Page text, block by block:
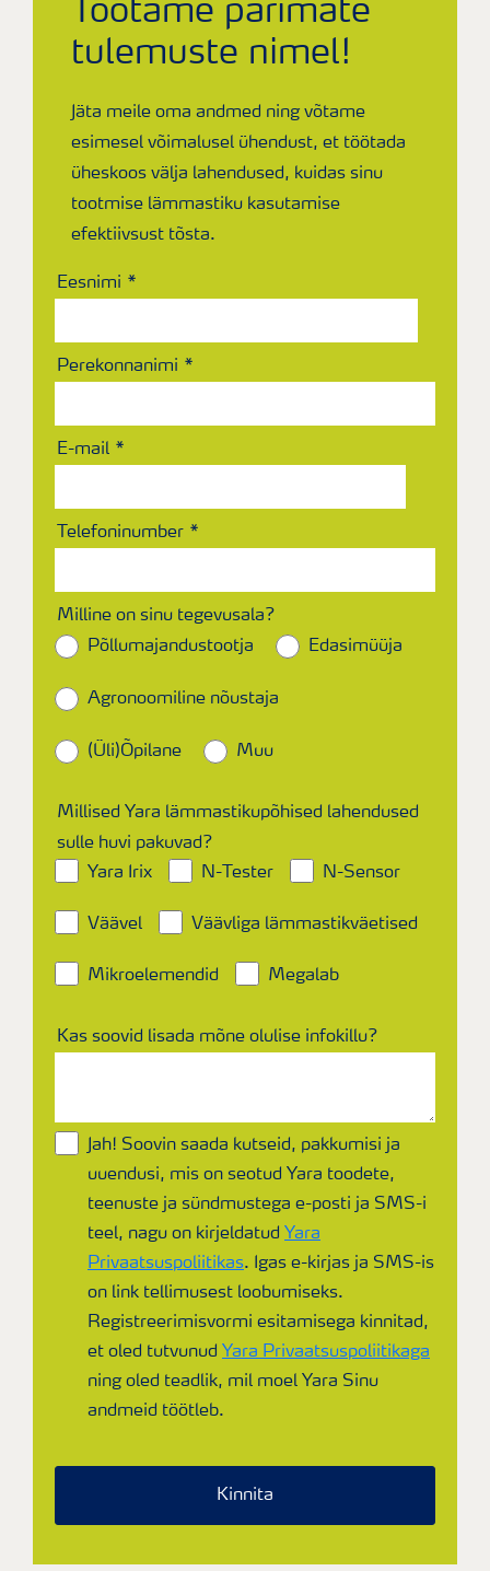
Töötame parimate
tulemuste nimel!
Jäta meile oma andmed ning võtame
esimesel võimalusel ühendust, et töötada
üheskoos välja lahendused, kuidas sinu
tootmise lämmastiku kasutamise
efektiivsust tõsta.
Eesnimi
Perekonnanimi
E-mail
Telefoninumber
Milline on sinu tegevusala?
Põllumajandustootja
Edasimüüja
Agronoomiline nõustaja
(Üli)Õpilane Muu
Millised Yara lämmastikupõhised lahendused
sulle huvi pakuvad?
Yara Irix
N-Tester N-Sensor
Väävel Väävliga lämmastikväetised
Mikroelemendid Megalab
Kas soovid lisada mõne olulise infokillu?
Jah! Soovin saada kutseid, pakkumisi ja
uuendusi, mis on seotud Yara toodete,
teenuste ja sündmustega e-posti ja SMS-i
teel, nagu on kirjeldatud Yara
Privaatsuspoliitikas. Igas e-kirjas ja SMS-is
on link tellimusest loobumiseks.
Registreerimisvormi esitamisega kinnitad,
et oled tutvunud Yara Privaatsuspoliitikaga
ning oled teadlik, mil moel Yara Sinu
andmeid töötleb.
Kinnita